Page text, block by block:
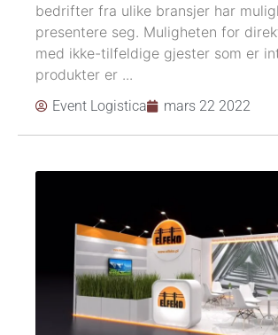
bedrifter fra ulike bransjer har
presentere seg. Muligheten for
med ikke-tilfeldige gjester som er
produkter er ...
Event Logistica mars 22 2022